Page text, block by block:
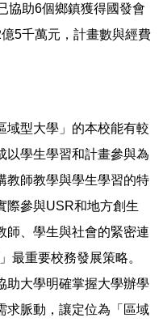
協助6個鄉鎮獲得國發會
5千萬元，計畫數與經費
域型大學」的本校能有較
以學生學習和計畫參與為
教師教學與學生學習的特
際參與USR和地方創生
師、學生與社會的緊密連
最重要校務發展策略。
助大學明確掌握大學辦學
求脈動，讓定位為「區域